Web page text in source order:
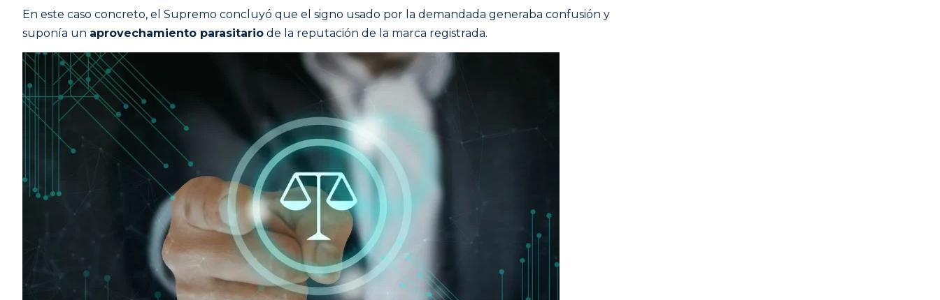
En este caso concreto, el Supremo concluyó que el signo usado por la demandada generaba confusión y
suponía un aprovechamiento parasitario de la reputación de la marca registrada.